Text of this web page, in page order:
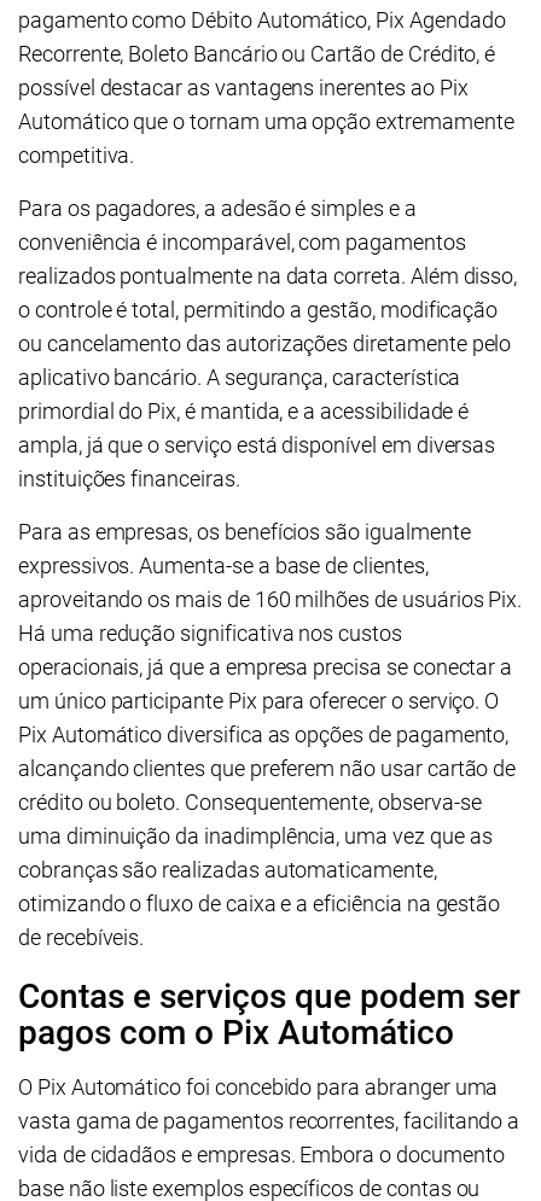
pagamento como Débito Automático, Pix Agendado
Recorrente, Boleto Bancário ou Cartão de Crédito, é
possível destacar as vantagens inerentes ao Pix
Automático que o tornam uma opção extremamente
competitiva.
Para os pagadores, a adesão é simples e a
conveniência é incomparável, com pagamentos
realizados pontualmente na data correta. Além disso,
o controle é total, permitindo a gestão, modificação
ou cancelamento das autorizações diretamente pelo
aplicativo bancário. A segurança, característica
primordial do Pix, é mantida, e a acessibilidade é
ampla, já que o serviço está disponível em diversas
instituições financeiras.
Para as empresas, os benefícios são igualmente
expressivos. Aumenta-se a base de clientes,
aproveitando os mais de 160 milhões de usuários Pix.
Há uma redução significativa nos custos
operacionais, já que a empresa precisa se conectar a
um único participante Pix para oferecer o serviço. O
Pix Automático diversifica as opções de pagamento,
alcançando clientes que preferem não usar cartão de
crédito ou boleto. Consequentemente, observa-se
uma diminuição da inadimplência, uma vez que as
cobranças são realizadas automaticamente,
otimizando o fluxo de caixa e a eficiência na gestão
de recebíveis.
Contas e serviços que podem ser
pagos com o Pix Automático
O Pix Automático foi concebido para abranger uma
vasta gama de pagamentos recorrentes, facilitando a
vida de cidadãos e empresas. Embora o documento
base não liste exemplos específicos de contas ou